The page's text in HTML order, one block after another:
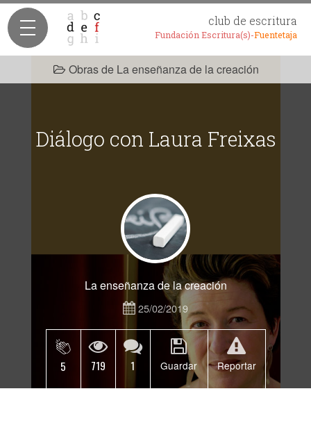
club de escritura
Fundación Escritura(s)-Fuentetaja
Obras de La enseñanza de la creación
Diálogo con Laura Freixas
La enseñanza de la creación
25/02/2019
5 719 1 Guardar Reportar